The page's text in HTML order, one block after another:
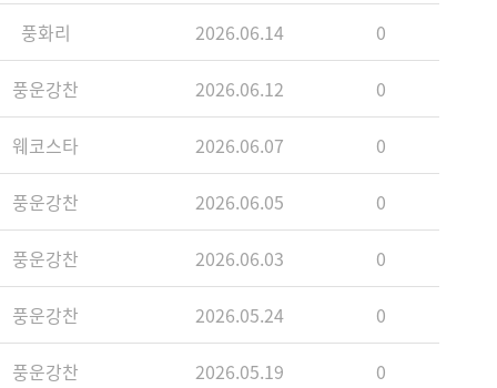
풍화리 2026.06.14 0
풍운강찬 2026.06.12 0
웨코스타 2026.06.07 0
풍운강찬 2026.06.05 0
풍운강찬 2026.06.03 0
풍운강찬 2026.05.24 0
풍운강찬 2026.05.19 0